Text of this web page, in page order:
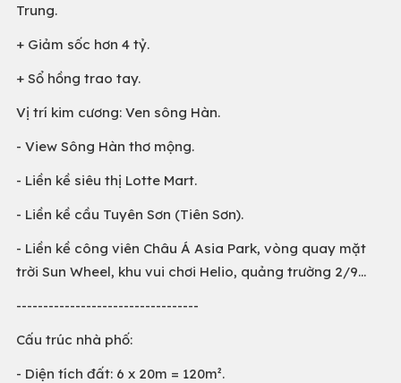
Trung.
+ Giảm sốc hơn 4 tỷ.
+ Sổ hồng trao tay.
Vị trí kim cương: Ven sông Hàn.
- View Sông Hàn thơ mộng.
- Liền kề siêu thị Lotte Mart.
- Liền kề cầu Tuyên Sơn (Tiên Sơn).
- Liền kề công viên Châu Á Asia Park, vòng quay mặt
trời Sun Wheel, khu vui chơi Helio, quảng trường 2/9...
----------------------------------
Cấu trúc nhà phố:
- Diện tích đất: 6 x 20m = 120m².